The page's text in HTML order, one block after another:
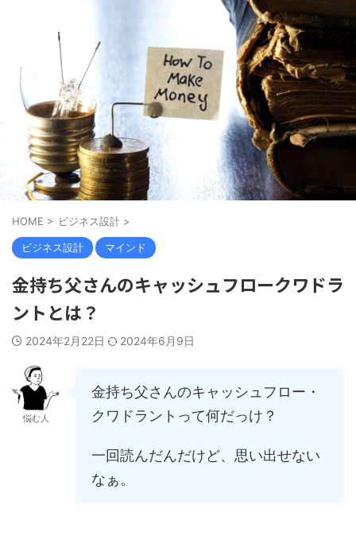
HOME > ビジネス設計 >
ビジネス設計 マインド
金持ち父さんのキャッシュフロークワドラ
ントとは？
2024年2月22日 2024年6月9日
悩む人
金持ち父さんのキャッシュフロー・
クワドラントって何だっけ？
一回読んだんだけど、思い出せない
なぁ。